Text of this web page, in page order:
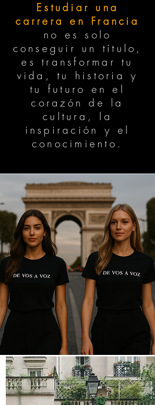
Estudiar una
carrera en Francia
no es solo
conseguir un título,
es transformar tu
vida, tu historia y
tu futuro en el
corazón de la
cultura, la
inspiración y el
conocimiento.